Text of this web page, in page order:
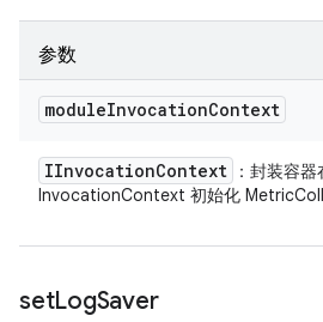
参数
moduleInvocationContext
IInvocationContext
：封装容
InvocationContext 初始化
setLogSaver